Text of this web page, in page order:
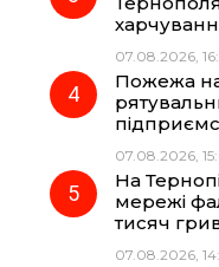
k
07.08.2026,
Пожежа на
07.08.2026,
На
мережі
тисяч
07.08.2026,